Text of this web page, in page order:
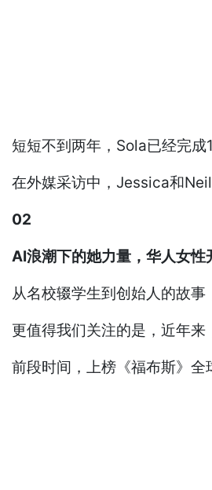
短短不到两年，Sola已经完成
在外媒采访中，Jessica和
02
AI浪潮下的她力量，华人女性
从名校辍学生到创始人的故事
更值得我们关注的是，近年
前段时间，上榜《福布斯》全